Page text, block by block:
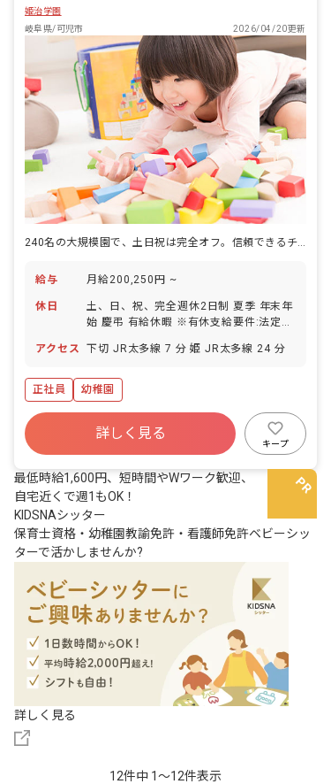
姫治学園
岐阜県/可児市
2026/04/20更新
240名の大規模園で、土日祝は完全オフ。信頼できるチーム保育。
給与 月給200,250円 ~
休日
土、日、祝、完全週休2日制 夏季 年末年
始 慶弔 有給休暇 ※有休支給要件:法定通
アクセス
下切 JR太多線 7 分 姫 JR太多線 24 分
正社員 幼稚園
詳しく見る
キープ
最低時給1,600円、短時間やWワーク歓迎、
自宅近くで週1もOK！
KIDSNAシッター
保育士資格・幼稚園教諭免許・看護師免許ベビーシッ
ターで活かしませんか?
詳しく見る
12件中 1〜12件表示